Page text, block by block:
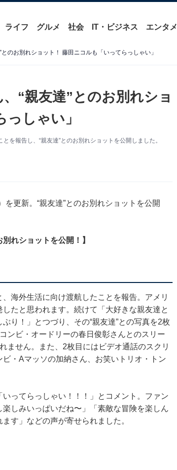
ライフ グルメ 社会 IT・ビジネス エンタメ
のお別れショット！ 藤田ニコルも「いってらっしゃい」
“親友達”とのお別れショ
しゃい」
を報告し、“親友達”とのお別れショットを公開しました。
更新。“親友達”とのお別れショットを公開
れショットを公開！】
海外生活に向け渡航したことを報告。アメリ
たと思われます。続けて「大好きな親友達と
り！」とつづり、その“親友達”との写真を2枚
ンビ・オードリーの春日俊彰さんとのスリー
ません。また、2枚目にはビデオ通話のスクリ
・Aマッソの加納さん、お笑いトリオ・トン
ってらっしゃい！！！」とコメント。ファン
しみいっぱいだね〜」「素敵な冒険を楽しん
す」などの声が寄せられました。